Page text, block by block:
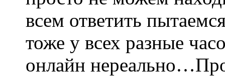
всем ответить
тоже у всех разные
онлайн